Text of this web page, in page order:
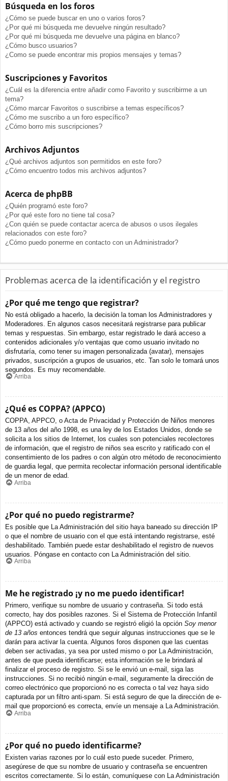
Búsqueda en los foros
¿Cómo se puede buscar en uno o varios foros?
¿Por qué mi búsqueda me devuelve ningún resultado?
¿Por qué mi búsqueda me devuelve una página en blanco?
¿Cómo busco usuarios?
¿Como se puede encontrar mis propios mensajes y temas?
Suscripciones y Favoritos
¿Cuál es la diferencia entre añadir como Favorito y suscribirme a un
tema?
¿Cómo marcar Favoritos o suscribirse a temas específicos?
¿Cómo me suscribo a un foro específico?
¿Cómo borro mis suscripciones?
Archivos Adjuntos
¿Qué archivos adjuntos son permitidos en este foro?
¿Cómo encuentro todos mis archivos adjuntos?
Acerca de phpBB
¿Quién programó este foro?
¿Por qué este foro no tiene tal cosa?
¿Con quién se puede contactar acerca de abusos o usos ilegales
relacionados con este foro?
¿Cómo puedo ponerme en contacto con un Administrador?
Problemas acerca de la identificación y el registro
¿Por qué me tengo que registrar?
No está obligado a hacerlo, la decisión la toman los Administradores y
Moderadores. En algunos casos necesitará registrarse para publicar
temas y respuestas. Sin embargo, estar registrado le dará acceso a
contenidos adicionales y/o ventajas que como usuario invitado no
disfrutaría, como tener su imagen personalizada (avatar), mensajes
privados, suscripción a grupos de usuarios, etc. Tan solo le tomará unos
segundos. Es muy recomendable.
Arriba
¿Qué es COPPA? (APPCO)
COPPA, APPCO, o Acta de Privacidad y Protección de Niños menores
de 13 años del año 1998, es una ley de los Estados Unidos, donde se
solicita a los sitios de Internet, los cuales son potenciales recolectores
de información, que el registro de niños sea escrito y ratificado con el
consentimiento de los padres o con algún otro método de reconocimiento
de guardia legal, que permita recolectar información personal identificable
de un menor de edad.
Arriba
¿Por qué no puedo registrarme?
Es posible que La Administración del sitio haya baneado su dirección IP
o que el nombre de usuario con el que está intentando registrarse, esté
deshabilitado. También puede estar deshabilitado el registro de nuevos
usuarios. Póngase en contacto con La Administración del sitio.
Arriba
Me he registrado ¡y no me puedo identificar!
Primero, verifique su nombre de usuario y contraseña. Si todo está
correcto, hay dos posibles razones. Si el Sistema de Protección Infantil
(APPCO) está activado y cuando se registró eligió la opción Soy menor
de 13 años entonces tendrá que seguir algunas instrucciones que se le
darán para activar la cuenta. Algunos foros disponen que las cuentas
deben ser activadas, ya sea por usted mismo o por La Administración,
antes de que pueda identificarse; esta información se le brindará al
finalizar el proceso de registro. Si se le envió un e-mail, siga las
instrucciones. Si no recibió ningún e-mail, seguramente la dirección de
correo electrónico que proporcionó no es correcta o tal vez haya sido
capturada por un filtro anti-spam. Si está seguro de que la dirección de e-
mail que proporcionó es correcta, envíe un mensaje a La Administración.
Arriba
¿Por qué no puedo identificarme?
Existen varias razones por lo cuál esto puede suceder. Primero,
asegúrese de que su nombre de usuario y contraseña se encuentren
escritos correctamente. Si lo están, comuníquese con La Administración